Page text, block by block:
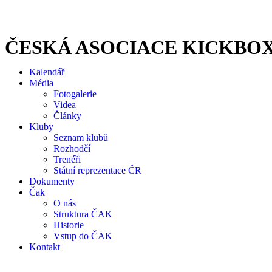
ČESKÁ ASOCIACE
Kalendář
Média
Fotogalerie
Videa
Články
Kluby
Seznam klubů
Rozhodčí
Trenéři
Státní reprezentace ČR
Dokumenty
Čak
O nás
Struktura ČAK
Historie
Vstup do ČAK
Kontakt